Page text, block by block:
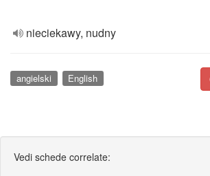
nieciekawy, nudny
angielski English
Vedi schede correlate: